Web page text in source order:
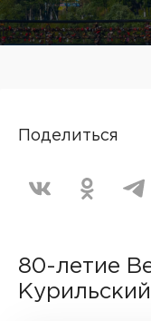
Поделиться
80-летие